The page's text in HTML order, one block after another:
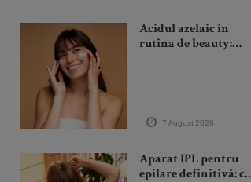
Acidul azelaic în
rutina de beauty:
7 August 2026
Aparat IPL pentru
epilare definitivă: ce